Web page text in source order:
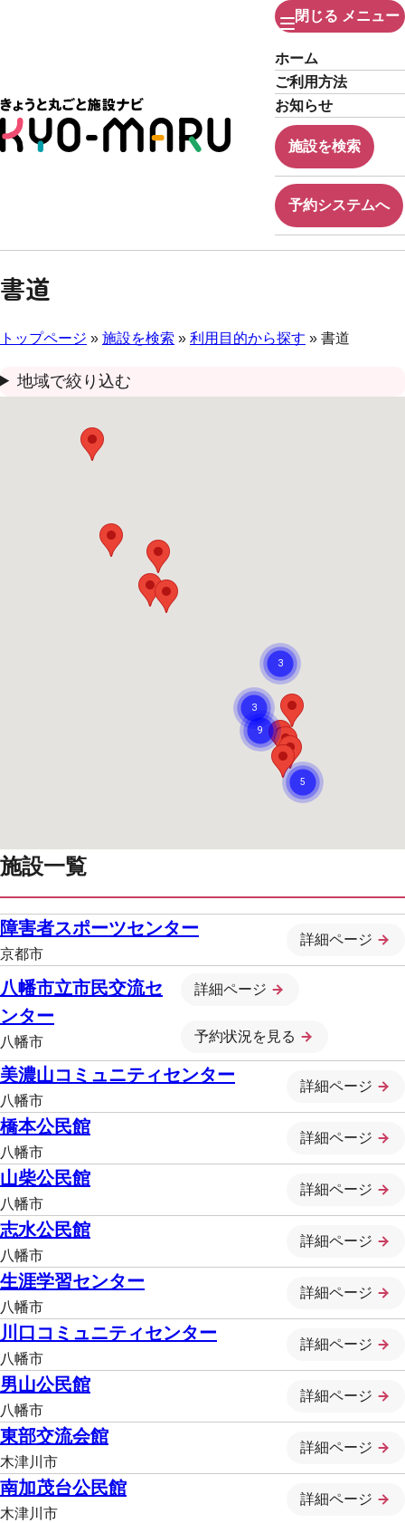
閉じる メニュー
ホーム
ご利用方法
お知らせ
施設を検索
予約システムへ
書道
トップページ » 施設を検索 » 利用目的から探す » 書道
地域で絞り込む
施設一覧
障害者スポーツセンター
京都市
詳細ページ
八幡市立市民交流セ
ンター
八幡市
詳細ページ
予約状況を見る
美濃山コミュニティセンター
八幡市
詳細ページ
橋本公民館
八幡市
詳細ページ
山柴公民館
八幡市
詳細ページ
志水公民館
八幡市
詳細ページ
生涯学習センター
八幡市
詳細ページ
川口コミュニティセンター
八幡市
詳細ページ
男山公民館
八幡市
詳細ページ
東部交流会館
木津川市
詳細ページ
南加茂台公民館
木津川市
詳細ページ